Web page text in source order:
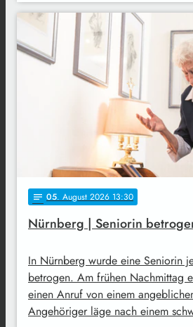
notes 05. August 2026 13:30
Nürnberg | Seniorin
In Nürnberg wurde eine Seniorin
betrogen. Am frühen Nachmittag
einen Anruf von einem
Angehöriger läge nach einem